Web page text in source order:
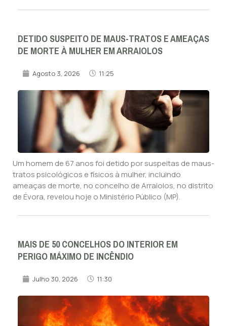
DETIDO SUSPEITO DE MAUS-TRATOS E AMEAÇAS
DE MORTE À MULHER EM ARRAIOLOS
Agosto 3, 2026 11:25
Um homem de 67 anos foi detido por suspeitas de maus-
tratos psicológicos e físicos à mulher, incluindo
ameaças de morte, no concelho de Arraiolos, no distrito
de Évora, revelou hoje o Ministério Público (MP).
MAIS DE 50 CONCELHOS DO INTERIOR EM
PERIGO MÁXIMO DE INCÊNDIO
Julho 30, 2026 11:30